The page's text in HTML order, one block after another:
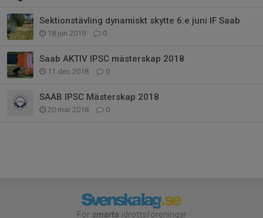
Sektionstävling dynamiskt skytte 6:e juni IF Saab
18 jun 2019 0
Saab AKTIV IPSC mästerskap 2018
11 dec 2018 0
SAAB IPSC Mästerskap 2018
20 mar 2018 0
För smarta idrottsföreningar